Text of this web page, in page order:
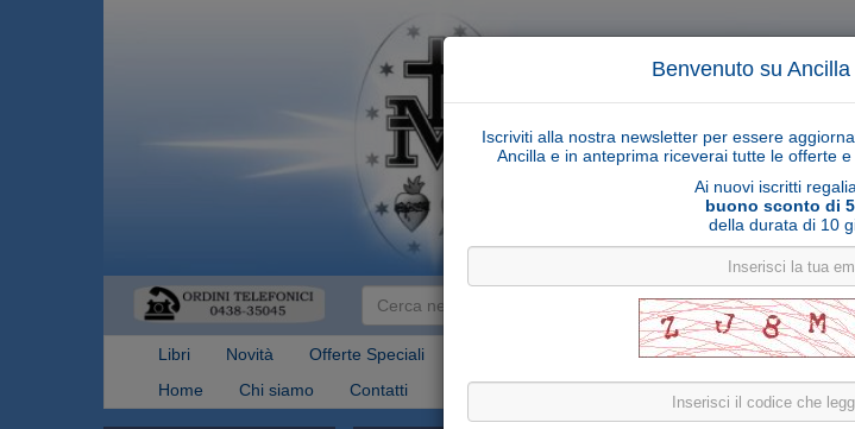
Benvenuto su
Iscriviti alla nostra newsletter per essere
Ancilla e in anteprima riceverai tutte le offerte
Ai nuovi iscritti
buono sconto di
della durata di 10
Libri Novità Offerte Speciali Collane libri
Articoli
Home
Chi siamo Contatti Spedizioni